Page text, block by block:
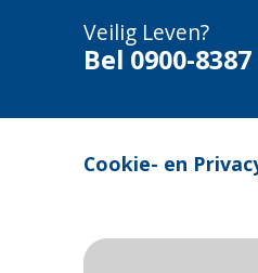
Veilig Leven?
Bel 0900-8387
Cookie- en